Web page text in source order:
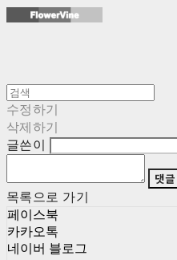
수정하기
삭제하기
글쓴이
댓
목록으로 가기
페이스북
카카오톡
네이버 블로그